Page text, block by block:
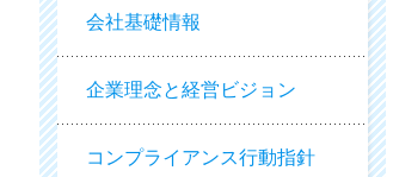
会社基礎情報
企業理念と経営ビジョン
コンプライアンス行動指針